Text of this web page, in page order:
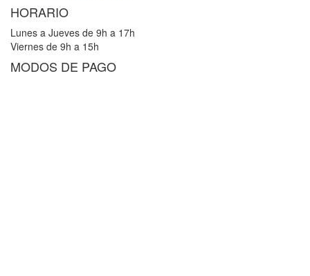
HORARIO
Lunes a Jueves de 9h a 17h
Viernes de 9h a 15h
MODOS DE PAGO